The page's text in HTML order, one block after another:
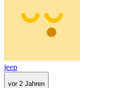
jeep
vor 2 Jahren